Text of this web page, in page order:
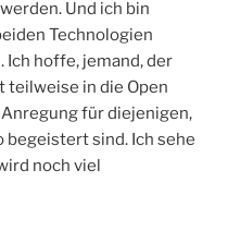
Und ich bin
Technologien
hoffe, jemand, der
teilweise in die Open
für diejenigen,
begeistert sind. Ich sehe
noch viel